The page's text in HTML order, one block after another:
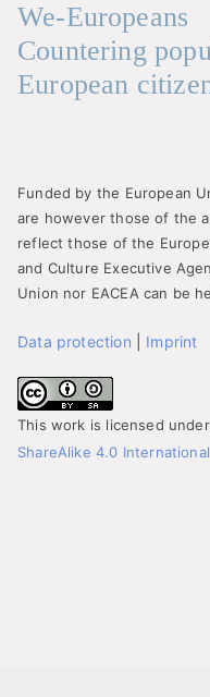
We-Europeans
Countering
European
Funded by the European
are however those of the
reflect those of the
and Culture Executive
Union nor EACEA can be
Data protection Imprint
This work is licensed
ShareAlike 4.0